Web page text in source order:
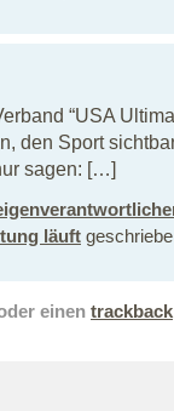
“USA
den Sport
sagen: […]
läuft
einen trackback